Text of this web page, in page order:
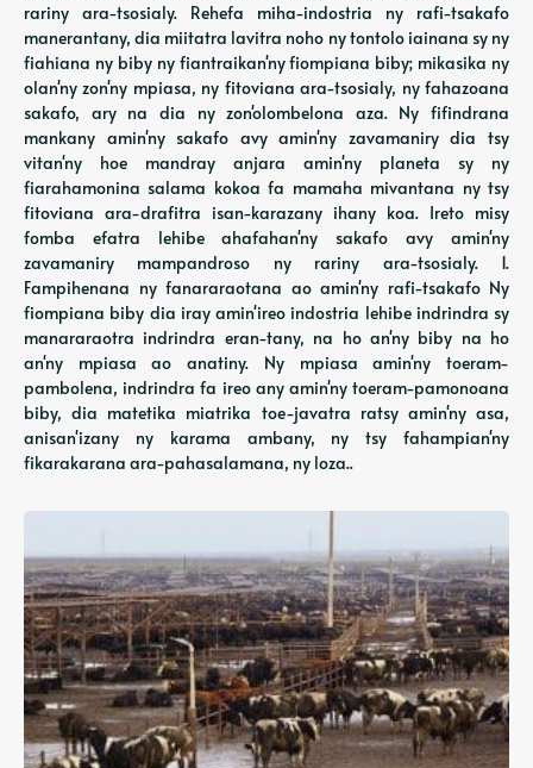
rariny ara-tsosialy. Rehefa miha-indostria ny rafi-tsakafo
manerantany, dia miitatra lavitra noho ny tontolo iainana sy ny
fiahiana ny biby ny fiantraikan'ny fiompiana biby; mikasika ny
olan'ny zon'ny mpiasa, ny fitoviana ara-tsosialy, ny fahazoana
sakafo, ary na dia ny zon'olombelona aza. Ny fifindrana
mankany amin'ny sakafo avy amin'ny zavamaniry dia tsy
vitan'ny hoe mandray anjara amin'ny planeta sy ny
fiarahamonina salama kokoa fa mamaha mivantana ny tsy
fitoviana ara-drafitra isan-karazany ihany koa. Ireto misy
fomba efatra lehibe ahafahan'ny sakafo avy amin'ny
zavamaniry mampandroso ny rariny ara-tsosialy. 1.
Fampihenana ny fanararaotana ao amin'ny rafi-tsakafo Ny
fiompiana biby dia iray amin'ireo indostria lehibe indrindra sy
manararaotra indrindra eran-tany, na ho an'ny biby na ho
an'ny mpiasa ao anatiny. Ny mpiasa amin'ny toeram-
pambolena, indrindra fa ireo any amin'ny toeram-pamonoana
biby, dia matetika miatrika toe-javatra ratsy amin'ny asa,
anisan'izany ny karama ambany, ny tsy fahampian'ny
fikarakarana ara-pahasalamana, ny loza..